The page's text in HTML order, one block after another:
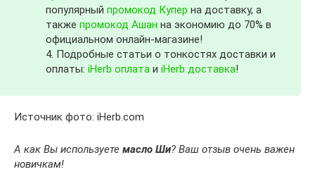
популярный промокод Купер на доставку, а
также промокод Ашан на экономию до 70% в
официальном онлайн-магазине!
4. Подробные статьи о тонкостях доставки и
оплаты: iHerb оплата и iHerb доставка!
Источник фото: iHerb.com
А как Вы используете масло Ши? Ваш отзыв очень важен
новичкам!